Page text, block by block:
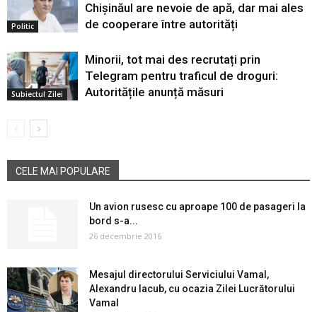
Politic
Chișinăul are nevoie de apă, dar mai ales
de cooperare între autorități
Subiectul Zilei
Minorii, tot mai des recrutați prin
Telegram pentru traficul de droguri:
Autoritățile anunță măsuri
CELE MAI POPULARE
Un avion rusesc cu aproape 100 de pasageri la
bord s-a...
26 decembrie 2016
Mesajul directorului Serviciului Vamal,
Alexandru Iacub, cu ocazia Zilei Lucrătorului
Vamal